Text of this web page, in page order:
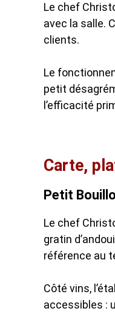
Le chef
avec la salle.
clients.
Le
petit
l’efficacité
Carte,
Petit
Le chef
gratin
référence au
Côté vins,
accessibles :